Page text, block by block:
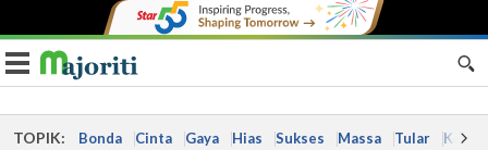
Toggle navigation
TOPIK: Bonda Cinta Gaya Hias Sukses Massa Tular Kes